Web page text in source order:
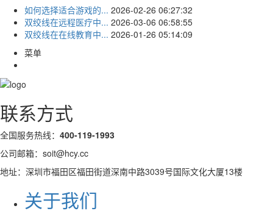
如何选择适合游戏的... 2026-02-26 06:27:32
双绞线在远程医疗中... 2026-03-06 06:58:55
双绞线在在线教育中... 2026-01-26 05:14:09
菜单
联系方式
全国服务热线： 400-119-1993
公司邮箱：soit@hcy.cc
地址：深圳市福田区福田街道深南中路3039号国际文化大厦13楼
关于我们